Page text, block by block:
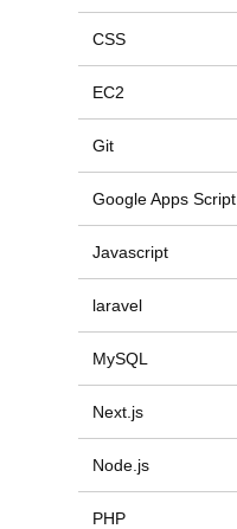
CSS
EC2
Git
Google Apps Script
Javascript
laravel
MySQL
Next.js
Node.js
PHP